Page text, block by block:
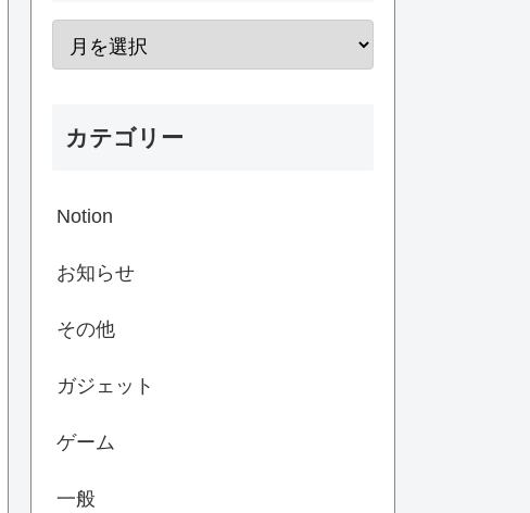
カテゴリー
Notion
お知らせ
その他
ガジェット
ゲーム
一般